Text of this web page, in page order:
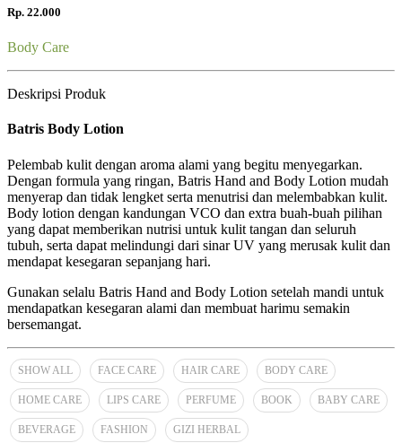
Rp. 22.000
Body Care
Deskripsi Produk
Batris Body Lotion
Pelembab kulit dengan aroma alami yang begitu menyegarkan.
Dengan formula yang ringan, Batris Hand and Body Lotion mudah
menyerap dan tidak lengket serta menutrisi dan melembabkan kulit.
Body lotion dengan kandungan VCO dan extra buah-buah pilihan
yang dapat memberikan nutrisi untuk kulit tangan dan seluruh
tubuh, serta dapat melindungi dari sinar UV yang merusak kulit dan
mendapat kesegaran sepanjang hari.
Gunakan selalu Batris Hand and Body Lotion setelah mandi untuk
mendapatkan kesegaran alami dan membuat harimu semakin
bersemangat.
SHOW ALL FACE CARE HAIR CARE BODY CARE
HOME CARE LIPS CARE PERFUME BOOK BABY CARE
BEVERAGE FASHION GIZI HERBAL